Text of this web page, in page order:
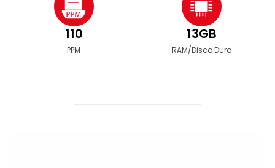
110
PPM
13GB
RAM/Disco Duro